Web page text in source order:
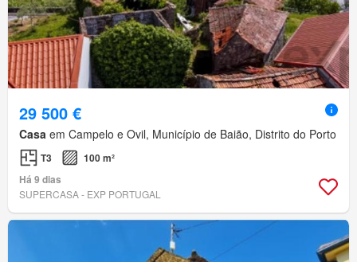
29 500 €
Casa em Campelo e Ovil, Município de Baião, Distrito do Porto
T3
100 m²
Há 9 dias
SUPERCASA - EXP PORTUGAL